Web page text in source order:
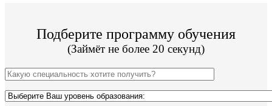
Подберите программу обучения
(Займёт не более 20 секунд)